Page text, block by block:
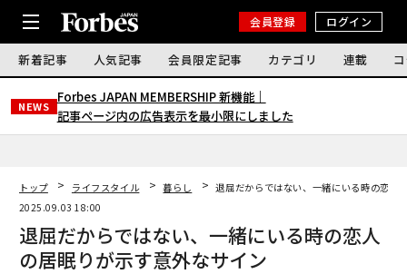
会員登録 ログイン
新着記事 人気記事 会員限定記事 カテゴリ 連載
NEWS
Forbes JAPAN MEMBERSHIP 新機能｜
記事ページ内の広告表示を最小限にしました
トップ ライフスタイル 暮らし
退屈だからではない、一緒にいる時の恋人
2025.09.03 18:00
退屈だからではない、一緒にいる時の恋人
の居眠りが示す意外なサイン